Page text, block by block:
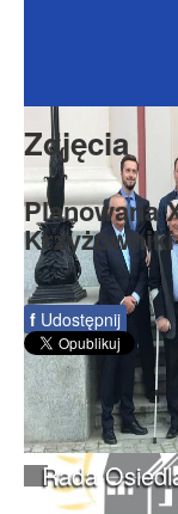
Rada Seniorów
Rada
Zdjęcia
Planowana
f Udostępnij